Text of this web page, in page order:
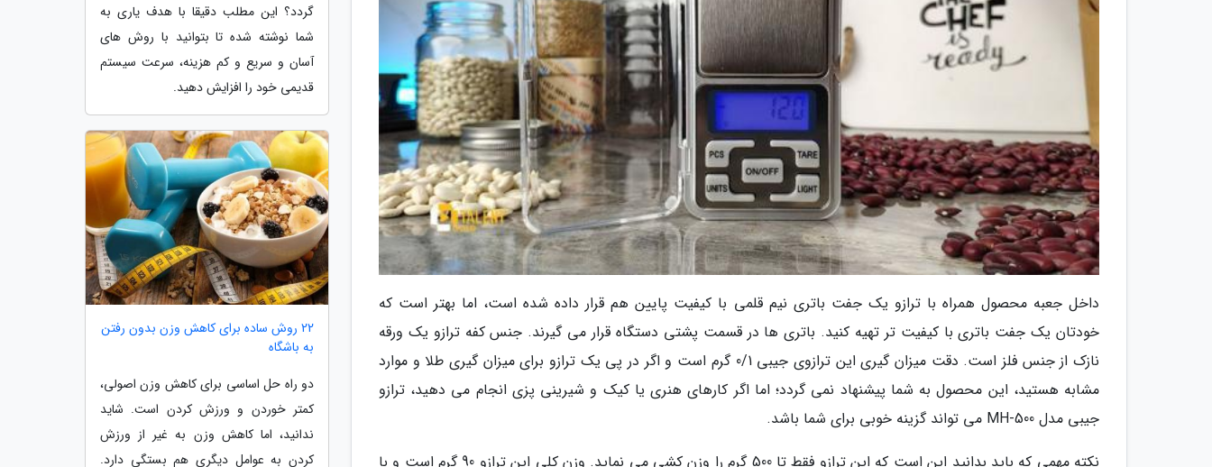
داخل جعبه محصول همراه با ترازو یک جفت باتری نیم قلمی با کیفیت پایین هم قرار داده شده است، اما بهتر است که
خودتان یک جفت باتری با کیفیت تر تهیه کنید. باتری ها در قسمت پشتی دستگاه قرار می گیرند. جنس کفه ترازو یک ورقه
نازک از جنس فلز است. دقت میزان گیری این ترازوی جیبی 0/1 گرم است و اگر در پی یک ترازو برای میزان گیری طلا و موارد
مشابه هستید، این محصول به شما پیشنهاد نمی گردد؛ اما اگر کارهای هنری یا کیک و شیرینی پزی انجام می دهید، ترازو
جیبی مدل MH-500 می تواند گزینه خوبی برای شما باشد.
نکته مهمی که باید بدانید این است که این ترازو فقط تا 500 گرم را وزن کشی می نماید. وزن کلی این ترازو 90 گرم است و با
گردد؟ این مطلب دقیقا با هدف یاری به
شما نوشته شده تا بتوانید با روش های
آسان و سریع و کم هزینه، سرعت سیستم
قدیمی خود را افزایش دهید.
22 روش ساده برای کاهش وزن بدون رفتن
به باشگاه
دو راه حل اساسی برای کاهش وزن اصولی،
کمتر خوردن و ورزش کردن است. شاید
ندانید، اما کاهش وزن به غیر از ورزش
کردن به عوامل دیگری هم بستگی دارد.